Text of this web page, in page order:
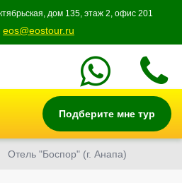
дом 135, этаж 2, офис 201
eos@eostour.ru
Подберите мне тур
Отель "Боспор" (г. Анапа)